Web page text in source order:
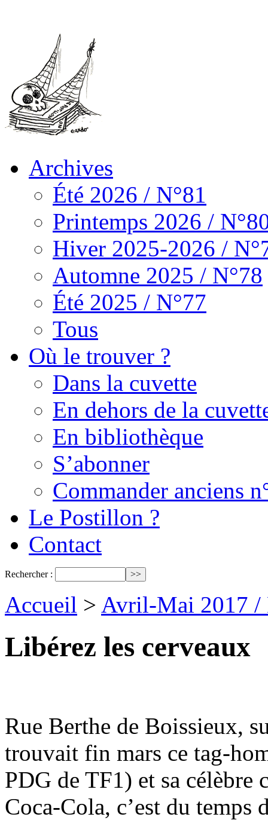
Archives
Été 2026 / N°81
Printemps 2026 /
Hiver 2025-2026 /
Automne 2025 / N°78
Été 2025 / N°77
Tous
Où le trouver ?
Dans la cuvette
En dehors de la
En bibliothèque
S’abonner
Commander anciens
Le Postillon ?
Contact
Rechercher :
Accueil > Avril-Mai 2017 /
Libérez les cerveaux
Rue Berthe de Boissieux,
trouvait fin mars ce tag-
PDG de TF1) et sa célèbre
Coca-Cola, c’est du